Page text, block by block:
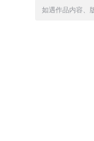
如遇作品内容、